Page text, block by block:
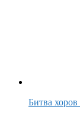
Битва